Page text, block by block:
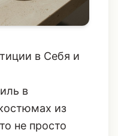
в Себя и
в
из
не просто